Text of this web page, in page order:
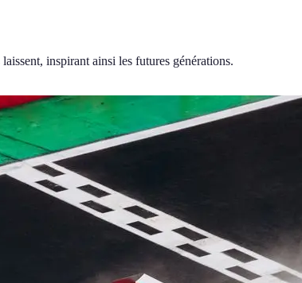
inspirant ainsi les futures générations.